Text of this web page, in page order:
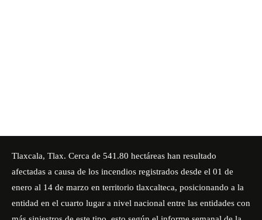
Tlaxcala, Tlax. Cerca de 541.80 hectáreas han resultado
afectadas a causa de los incendios registrados desde el 01 de
enero al 14 de marzo en territorio tlaxcalteca, posicionando a la
entidad en el cuarto lugar a nivel nacional entre las entidades con